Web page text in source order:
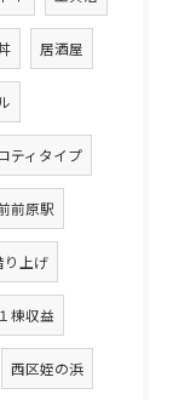
居酒屋
ティタイプ
前原駅
り上げ
１棟収益
西区姪の浜